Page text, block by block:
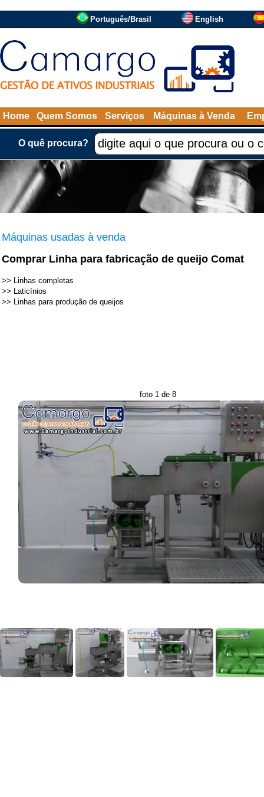
Português/Brasil English
Home Quem Somos Serviços Máquinas à Venda
O quê procura?
Máquinas usadas à venda
Comprar Linha para fabricação de queijo Comat
>> Linhas completas
>> Laticínios
>> Linhas para produção de queijos
foto 1 de 8